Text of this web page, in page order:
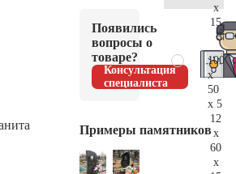
Появились
вопросы о
товаре?
Консультация
специалиста
Примеры памятников
x
15
100
x
50
x 5
12
x
60
x